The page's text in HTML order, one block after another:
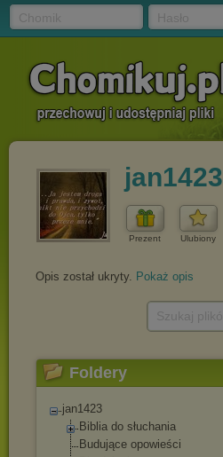
jan1423
Prezent Ulubiony
Opis został ukryty. Pokaż opis
Foldery
jan1423
Biblia do słuchania
Budujące opowieści